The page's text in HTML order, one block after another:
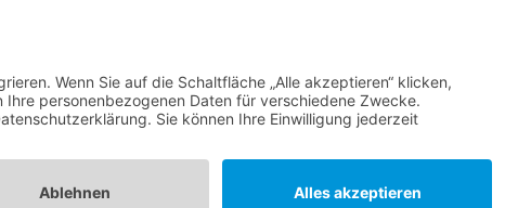
PDF-Flyer zur Schriftenreihe